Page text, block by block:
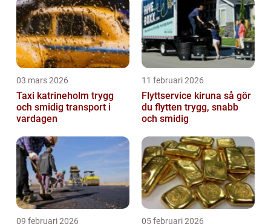
03 mars 2026
Taxi katrineholm trygg
och smidig transport i
vardagen
11 februari 2026
Flyttservice kiruna så gör
du flytten trygg, snabb
och smidig
09 februari 2026 05 februari 2026